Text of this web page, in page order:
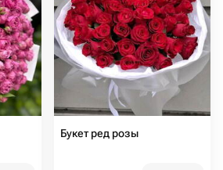
Букет ред розы